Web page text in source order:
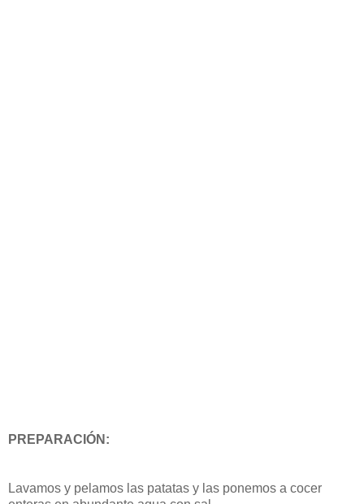
PREPARACIÓN:
Lavamos y pelamos las patatas y las ponemos a cocer